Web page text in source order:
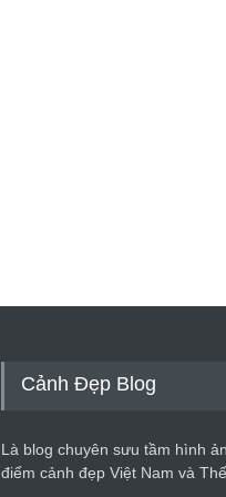
Cảnh Đẹp Blog
Là blog chuyên sưu tầm hình
điểm cảnh đẹp Việt Nam và